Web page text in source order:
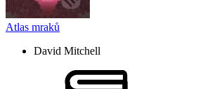
Atlas mraků
David Mitchell